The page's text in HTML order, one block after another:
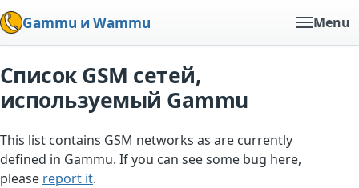
Gammu и Wammu Menu
Список GSM сетей,
используемый Gammu
This list contains GSM networks as are currently
defined in Gammu. If you can see some bug here,
please report it.